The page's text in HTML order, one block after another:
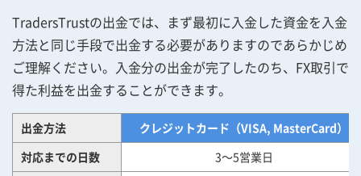
TradersTrustの出金では、まず最初に入金した資金を入金
方法と同じ手段で出金する必要がありますのであらかじめ
ご理解ください。入金分の出金が完了したのち、FX取引で
得た利益を出金することができます。
出金方法
クレジットカード（VISA, MasterCard）
対応までの日数
3～5営業日